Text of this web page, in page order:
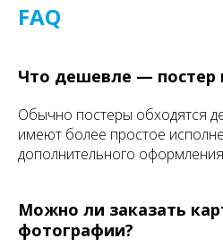
FAQ
Что дешевле — постер
Обычно постеры обходятся
имеют более простое
дополнительного
Можно ли заказать
фотографии?